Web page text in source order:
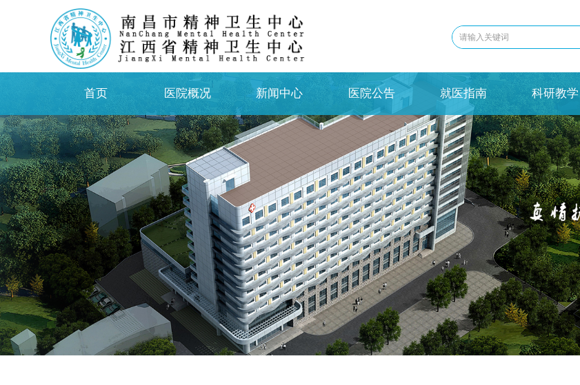
首页
首页
医院概况
医院概况
新闻中心
新闻中心
医院公告
医院公告
就医指南
就医指南
科研教学
科研教学